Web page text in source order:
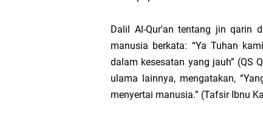
Saat Tiba Di
Ketika Permainan
Tentang Laki-Laki
Dalil Al-Qur'an tentang jin qarin
manusia berkata: “Ya Tuhan
dalam kesesatan yang jauh” (QS
ulama lainnya, mengatakan,
menyertai manusia.” (Tafsir Ibnu